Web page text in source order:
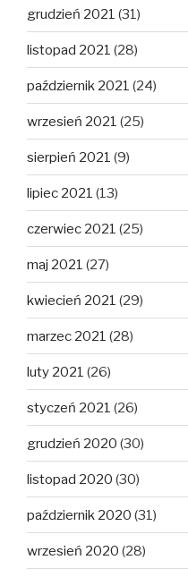
grudzień 2021 (31)
listopad 2021 (28)
październik 2021 (24)
wrzesień 2021 (25)
sierpień 2021 (9)
lipiec 2021 (13)
czerwiec 2021 (25)
maj 2021 (27)
kwiecień 2021 (29)
marzec 2021 (28)
luty 2021 (26)
styczeń 2021 (26)
grudzień 2020 (30)
listopad 2020 (30)
październik 2020 (31)
wrzesień 2020 (28)